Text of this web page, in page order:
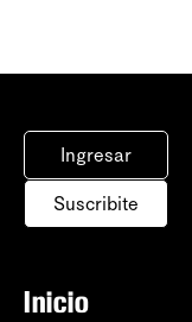
Ingresar
Suscribite
Inicio